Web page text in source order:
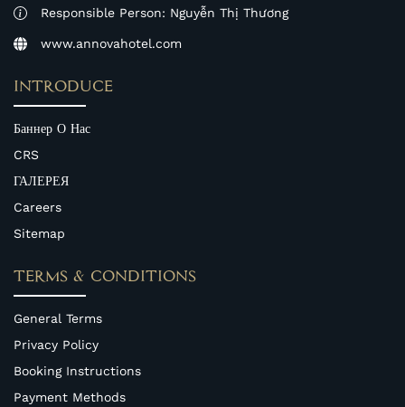
Responsible Person: Nguyễn Thị Thương
www.annovahotel.com
INTRODUCE
Баннер О Нас
CRS
ГАЛЕРЕЯ
Careers
Sitemap
TERMS & CONDITIONS
General Terms
Privacy Policy
Booking Instructions
Payment Methods